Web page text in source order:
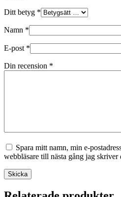
Ditt betyg *
Namn *
E-post *
Din recension *
Spara mitt namn, min e-
webbläsare till nästa gång jag skriver
Skicka